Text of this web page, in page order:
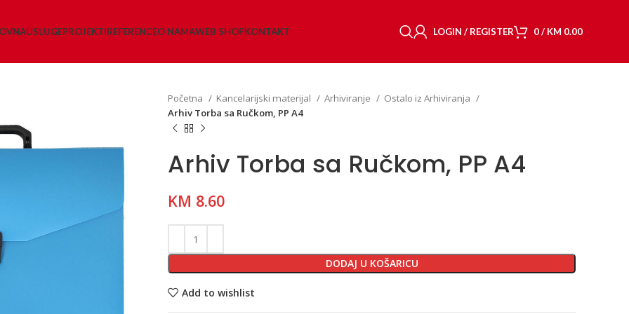
USLUGEPROJEKTIREFERENCEO NAMAWEB SHOPKONTAKT LOGIN / REGISTER 0/ KM 0.00
Početna Kancelarijski materijal Arhiviranje
Ostalo iz Arhiviranja
Arhiv Torba sa Ručkom, PP A4
Arhiv Torba sa Ručkom, PP A4
KM 8.60
DODAJ U KOŠARICU
Add to wishlist